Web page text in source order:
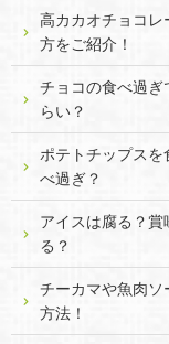
高カカオチョコレ
方をご紹介！
チョコの食べ過ぎ
らい？
ポテトチップス
べ過ぎ？
アイスは腐る？
る？
チーカマや魚肉ソ
方法！